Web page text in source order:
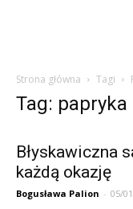
Strona główna Tagi
Tag: papryka
Błyskawiczna
każdą okazję
Bogusława Palion - 05/